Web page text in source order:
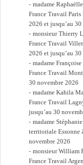
madame
France Travail
2026 et jusqu’au
monsieur Thierry
France Travail
2026 et jusqu’au
madame
France Travail
30 novembre 2026
madame Kahila
France Travail
jusqu’au 30
madame
territoriale Essonne
novembre 2026
monsieur William
France Travail